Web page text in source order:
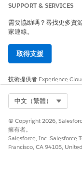
小秘訣若要分析效能,
時間和權杖用量等度
此
SUPPORT & SERVICES
需要協助嗎？尋找更多資
家連線。
取得支援
技術提供者 Experience
中文（繁體）
© Copyright 2026,
擁有者。
Salesforce, Inc. Salesforce
Francisco, CA 94105,